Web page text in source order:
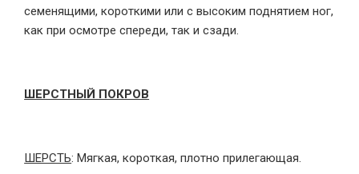
семенящими, короткими или с высоким поднятием ног,
как при осмотре спереди, так и сзади.
ШЕРСТНЫЙ ПОКРОВ
ШЕРСТЬ: Мягкая, короткая, плотно прилегающая.